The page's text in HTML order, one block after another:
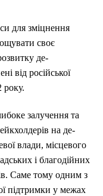
для зміцнення
своє
де-
від російської
року.
залучення та
на де-
влади, місцевого
і благодійних
Саме тому одним з
підтримки у межах